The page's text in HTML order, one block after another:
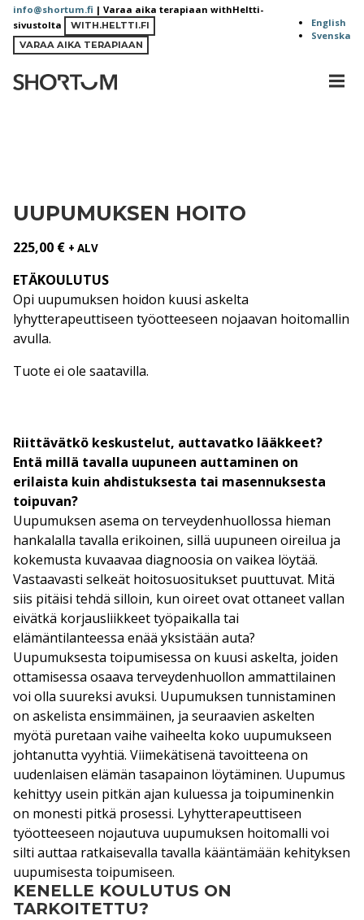
Siirry
sisältöön
info@shortum.fi | Varaa aika terapiaan withHeltti-
sivustolta
WITH.HELTTI.FI
VARAA AIKA TERAPIAAN
English
Svenska
UUPUMUKSEN HOITO
225,00 € + ALV
ETÄKOULUTUS
Opi uupumuksen hoidon kuusi askelta
lyhytterapeuttiseen työotteeseen nojaavan hoitomallin
avulla.
Tuote ei ole saatavilla.
Riittävätkö keskustelut, auttavatko lääkkeet?
Entä millä tavalla uupuneen auttaminen on
erilaista kuin ahdistuksesta tai masennuksesta
toipuvan?
Uupumuksen asema on terveydenhuollossa hieman
hankalalla tavalla erikoinen, sillä uupuneen oireilua ja
kokemusta kuvaavaa diagnoosia on vaikea löytää.
Vastaavasti selkeät hoitosuositukset puuttuvat. Mitä
siis pitäisi tehdä silloin, kun oireet ovat ottaneet vallan
eivätkä korjausliikkeet työpaikalla tai
elämäntilanteessa enää yksistään auta?
Uupumuksesta toipumisessa on kuusi askelta, joiden
ottamisessa osaava terveydenhuollon ammattilainen
voi olla suureksi avuksi. Uupumuksen tunnistaminen
on askelista ensimmäinen, ja seuraavien askelten
myötä puretaan vaihe vaiheelta koko uupumukseen
johtanutta vyyhtiä. Viimekätisenä tavoitteena on
uudenlaisen elämän tasapainon löytäminen. Uupumus
kehittyy usein pitkän ajan kuluessa ja toipuminenkin
on monesti pitkä prosessi. Lyhytterapeuttiseen
työotteeseen nojautuva uupumuksen hoitomalli voi
silti auttaa ratkaisevalla tavalla kääntämään kehityksen
uupumisesta toipumiseen.
KENELLE KOULUTUS ON
TARKOITETTU?